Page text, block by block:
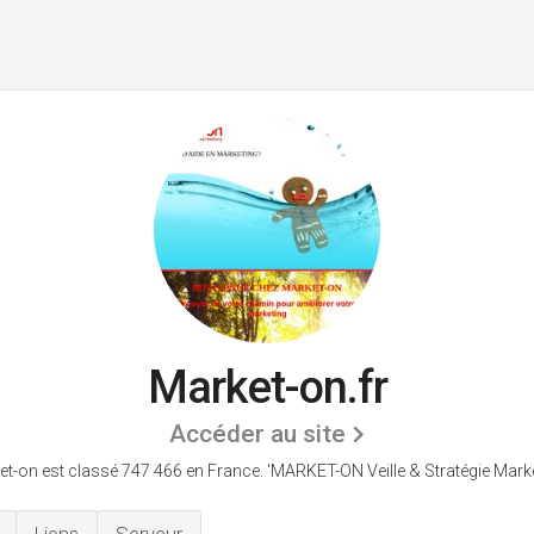
Market-on.fr
Accéder au site
on est classé 747 466 en France. 'MARKET-ON Veille & Stratégie